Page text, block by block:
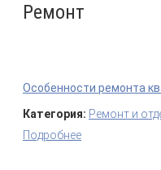
Ремонт
Особенности ремонта
Категория: Ремонт и
Подробнее